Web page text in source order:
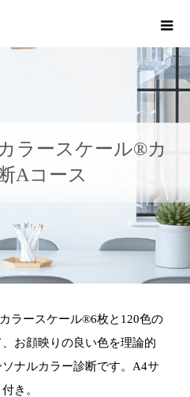
ラースケール®カ
Aコース
ラースケール®6枚と120色の
お顔映りの良い色を理論的
ナルカラー診断です。A4サ
き。